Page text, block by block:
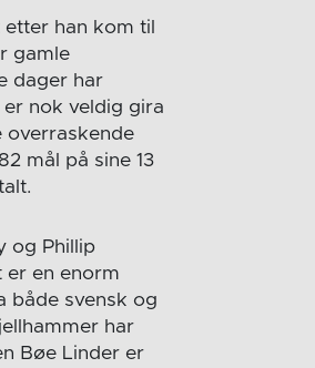
han kom til
gamle
dager har
nok veldig gira
overraskende
mål på sine 13
og Phillip
er en enorm
både svensk og
har
Bøe Linder er